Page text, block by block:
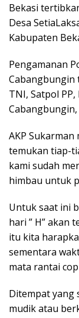
Bekasi
Desa
Kabupaten
Pengamanan
Cabangbungin
TNI, Satpol
Cabangbungin,
AKP
temukan tiap-
kami sudah
himbau untuk
Untuk saat ini
hari ” H” akan
itu kita
sementara
mata rantai
Ditempat yang
mudik atau